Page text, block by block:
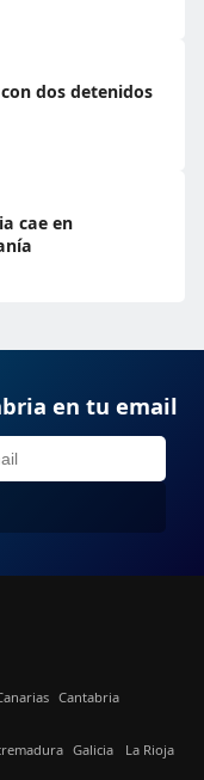
dos detenidos
cae en
en tu email
Cantabria
Galicia La Rioja